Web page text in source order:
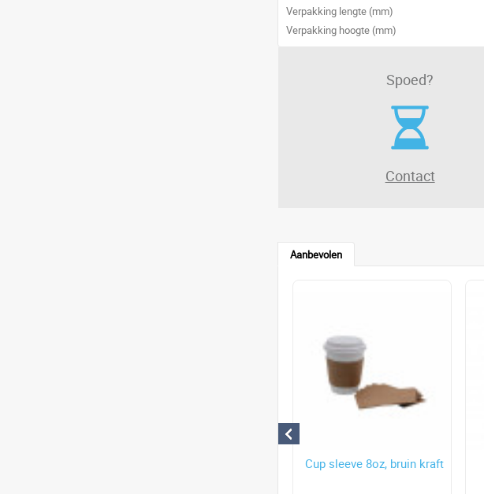
Verpakking lengte (mm)
Verpakking hoogte (mm)
Spoed?
Contact
Aanbevolen
Cup sleeve 8oz, bruin kraft